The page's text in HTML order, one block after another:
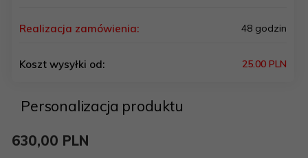
Realizacja zamówienia: 48 godzin
Koszt wysyłki od: 25.00 PLN
Personalizacja produktu
630,00 PLN